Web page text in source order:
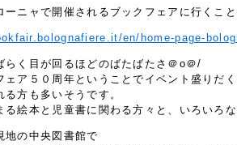
ーニャで開催されるブックフェアに行くこ
en/home-page-
らく目が回るほどのばたばたさ＠o＠/
ェア５０周年ということでイベント盛りだ
る方も多いそうです。
る絵本と児童書に関わる方々と、いろいろ
地の中央図書館で